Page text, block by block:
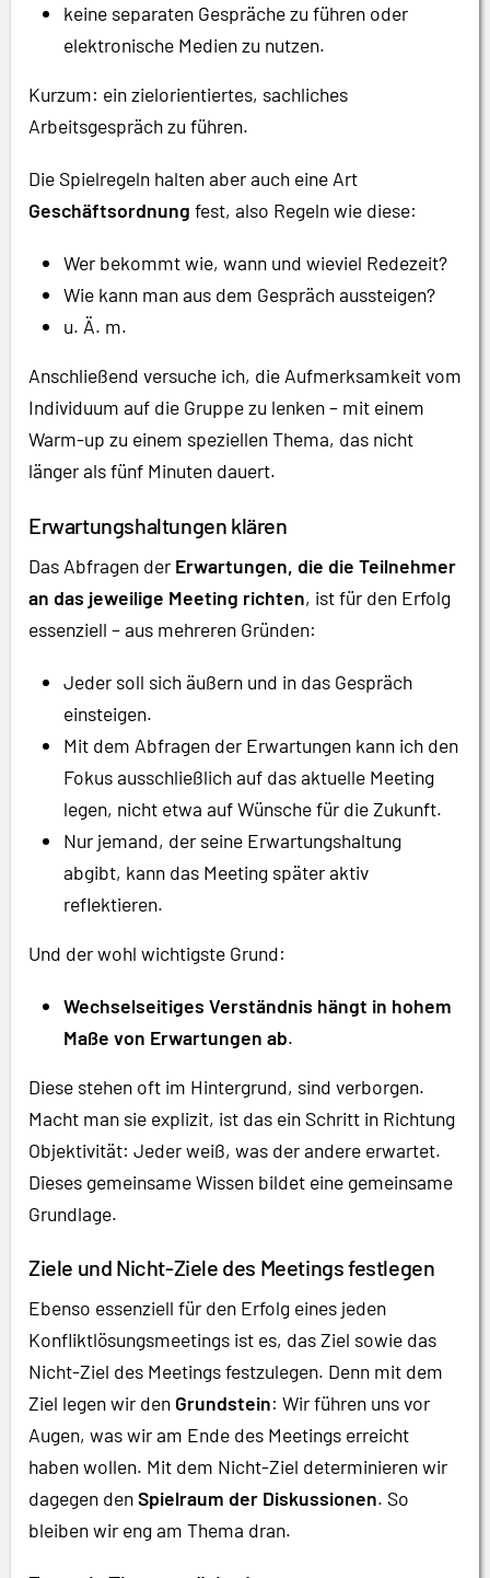
keine separaten Gespräche zu führen oder
elektronische Medien zu nutzen.
Kurzum: ein zielorientiertes, sachliches
Arbeitsgespräch zu führen.
Die Spielregeln halten aber auch eine Art
Geschäftsordnung fest, also Regeln wie diese:
Wer bekommt wie, wann und wieviel Redezeit?
Wie kann man aus dem Gespräch aussteigen?
u. Ä. m.
Anschließend versuche ich, die Aufmerksamkeit vom
Individuum auf die Gruppe zu lenken – mit einem
Warm-up zu einem speziellen Thema, das nicht
länger als fünf Minuten dauert.
Erwartungshaltungen klären
Das Abfragen der Erwartungen, die die Teilnehmer
an das jeweilige Meeting richten, ist für den Erfolg
essenziell – aus mehreren Gründen:
Jeder soll sich äußern und in das Gespräch
einsteigen.
Mit dem Abfragen der Erwartungen kann ich den
Fokus ausschließlich auf das aktuelle Meeting
legen, nicht etwa auf Wünsche für die Zukunft.
Nur jemand, der seine Erwartungshaltung
abgibt, kann das Meeting später aktiv
reflektieren.
Und der wohl wichtigste Grund:
Wechselseitiges Verständnis hängt in hohem
Maße von Erwartungen ab.
Diese stehen oft im Hintergrund, sind verborgen.
Macht man sie explizit, ist das ein Schritt in Richtung
Objektivität: Jeder weiß, was der andere erwartet.
Dieses gemeinsame Wissen bildet eine gemeinsame
Grundlage.
Ziele und Nicht-Ziele des Meetings festlegen
Ebenso essenziell für den Erfolg eines jeden
Konfliktlösungsmeetings ist es, das Ziel sowie das
Nicht-Ziel des Meetings festzulegen. Denn mit dem
Ziel legen wir den Grundstein: Wir führen uns vor
Augen, was wir am Ende des Meetings erreicht
haben wollen. Mit dem Nicht-Ziel determinieren wir
dagegen denSpielraum der Diskussionen. So
bleiben wir eng am Thema dran.